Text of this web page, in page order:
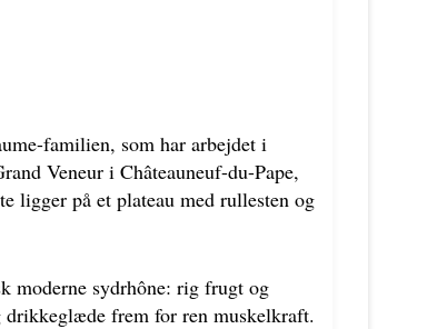
familien, som har arbejdet i
Veneur i Châteauneuf-du-Pape,
ligger på et plateau med rullesten og
moderne sydrhône: rig frugt og
frem for ren muskelkraft.